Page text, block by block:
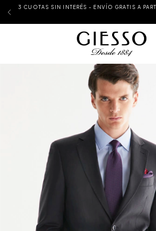
3 CUOTAS SIN INTERÉS - ENVÍO GRATIS A